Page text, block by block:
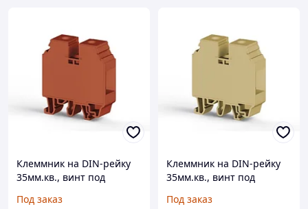
Клеммник на DIN-рейку
35мм.кв., винт под
AVK35 IRD
Под заказ
Клеммник на DIN-рейку
35мм.кв., винт под
AVK35 IRD P
Под заказ